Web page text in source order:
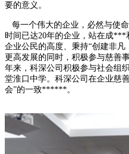
要的意义。
每一个伟大的企业，必然与使
时间已达20年的企业，站在成
企业公民的高度、秉持“创建非
更高发展的同时，积极参与慈善
年来，科深公司积极参与社会组
堂淮口中学。科深公司在企业慈
会”的一致******。